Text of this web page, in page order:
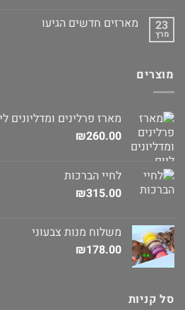
23
מרץ
מארזים חדשים הגיעו
מוצרים
מארז פרלינים ומדליונים
₪260.00
לחיי הברכות
₪315.00
משלוח מנות צבעוני
₪178.00
סל קניות